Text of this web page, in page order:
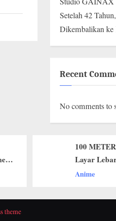
Setelah 42
Dikembalikan ke
Recent
No comments to
100 METERS Tayang di
Layar Lebar: Film Anime
yang Menggetarkan Emosi
theme